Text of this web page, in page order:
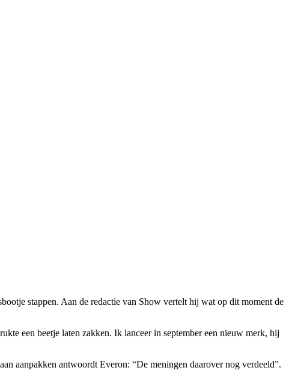
stappen. Aan de redactie van Show vertelt hij wat op dit moment de
een beetje laten zakken. Ik lanceer in september een nieuw merk, hij
aanpakken antwoordt Everon: “De meningen daarover nog verdeeld”.